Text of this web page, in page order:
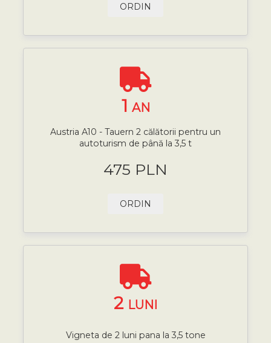
ORDIN
1 AN
Austria A10 - Tauern 2 călătorii pentru un
autoturism de până la 3,5 t
475 PLN
ORDIN
2 LUNI
Vigneta de 2 luni pana la 3,5 tone